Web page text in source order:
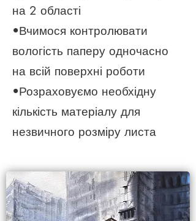
на 2 області
•Вчимося контролювати
вологість паперу одночасно
на всій поверхні роботи
•Розраховуємо необхідну
кількість матеріалу для
незвичного розміру листа